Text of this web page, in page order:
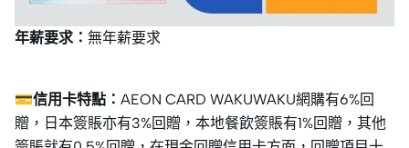
年薪要求： 無年薪要求
💳信用卡特點： AEON CARD WAKUWAKU網購有6%回
贈，日本簽賬亦有3%回贈，本地餐飲簽賬有1%回贈，其他